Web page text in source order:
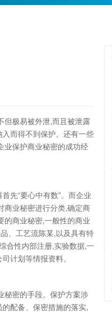
极易被外泄,而且被泄露
而得不到保护。还有一些
业保护商业秘密的成功经
先“要心中有数”。而企业
商业秘密进行分类,确定商
的商业秘密,一般性的商业
、工艺流陈某,以及具有特
合性内部注册,实验数据,一
计划等情报资料。
密的手段。保护方案涉
配备、保密措施的落实,